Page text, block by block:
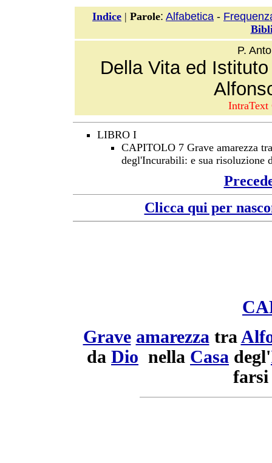
Indice | Parole: Alfabetica -
P.
Della Vita ed
IntraText
LIBRO I
CAPITOLO 7 Grave amarezza
degl'Incurabili: e sua risoluzione
Clicca qui per
Grave amarezza tra
da Dio nella Casa degl'